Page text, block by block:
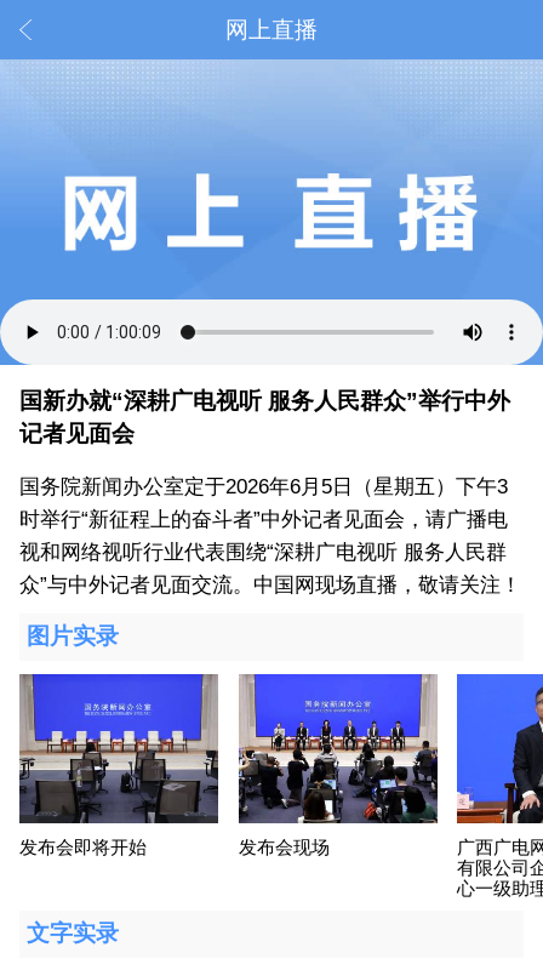
网上直播
国新办就“深耕广电视听 服务人民群众”举行中外
记者见面会
国务院新闻办公室定于2026年6月5日（星期五）下午3
时举行“新征程上的奋斗者”中外记者见面会，请广播电
视和网络视听行业代表围绕“深耕广电视听 服务人民群
众”与中外记者见面交流。中国网现场直播，敬请关注！
图片实录
发布会即将开始 发布会现场
广西广电
有限公司
心一级助
文字实录